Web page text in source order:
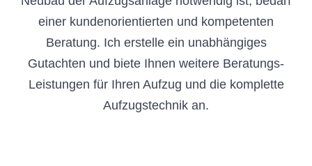
einer kundenorientierten und kompetenten
Beratung. Ich erstelle ein unabhängiges
Gutachten und biete Ihnen weitere Beratungs-
Leistungen für Ihren Aufzug und die komplette
Aufzugstechnik an.